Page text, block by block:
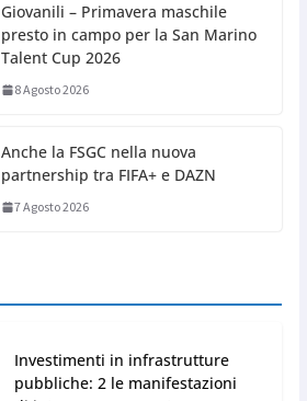
Giovanili – Primavera maschile
presto in campo per la San Marino
Talent Cup 2026
8 Agosto 2026
Anche la FSGC nella nuova
partnership tra FIFA+ e DAZN
7 Agosto 2026
Investimenti in infrastrutture
pubbliche: 2 le manifestazioni